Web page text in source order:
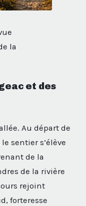
la
et des
Au départ de
sentier s’élève
de la
de la rivière
rejoint
forteresse